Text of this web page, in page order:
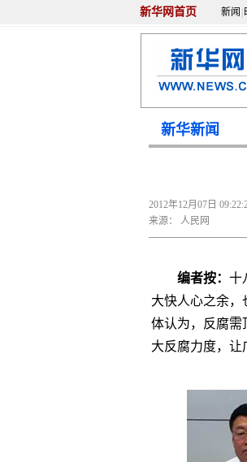
新华网首页 新闻 |
新华新闻
2012年12月07日
来源： 人民网
编者按： 十
大快人心之余，
体认为，反腐需
大反腐力度，让